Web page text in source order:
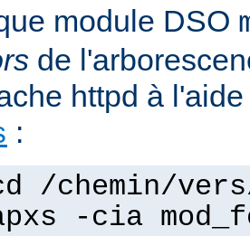
module DSO
de
httpd à
:
/chemin/
-cia